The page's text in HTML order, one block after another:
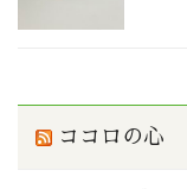
ココロの心